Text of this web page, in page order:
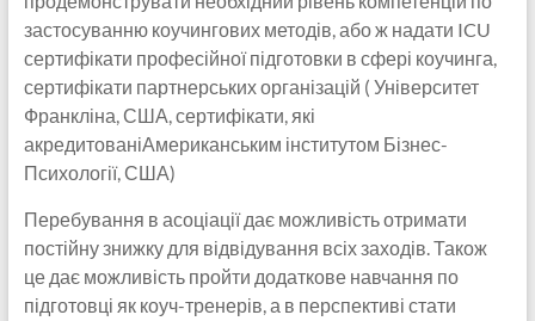
застосуванню коучингових методів, або ж надати ICU
сертифікати професійної підготовки в сфері коучинга,
сертифікати партнерських організацій ( Університет
Франкліна, США, сертифікати, які
акредитованіАмериканським інститутом Бізнес-
Психології, США)
Перебування в асоціації дає можливість отримати
постійну знижку для відвідування всіх заходів. Також
це дає можливість пройти додаткове навчання по
підготовці як коуч-тренерів, а в перспективі стати